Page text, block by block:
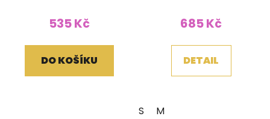
535 Kč
DO KOŠÍKU
685 Kč
DETAIL
S M